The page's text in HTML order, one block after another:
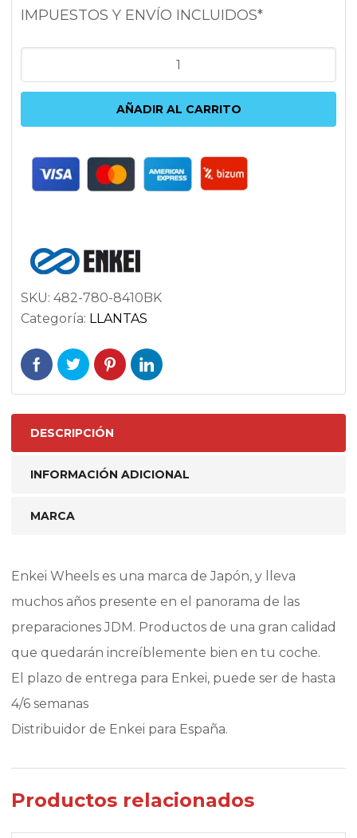
IMPUESTOS Y ENVÍO INCLUIDOS*
M6
6X139.7
108.5
NEGRO
AÑADIR AL CARRITO
SKU: 482-780-8410BK
Categoría: LLANTAS
DESCRIPCIÓN
INFORMACIÓN ADICIONAL
MARCA
Enkei Wheels es una marca de Japón, y lleva
muchos años presente en el panorama de las
preparaciones JDM. Productos de una gran calidad
que quedarán increíblemente bien en tu coche.
El plazo de entrega para Enkei, puede ser de hasta
4/6 semanas
Distribuidor de Enkei para España.
Productos relacionados